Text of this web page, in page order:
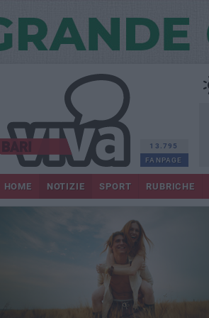
13.795
FANPAGE
HOME NOTIZIE SPORT RUBRICHE